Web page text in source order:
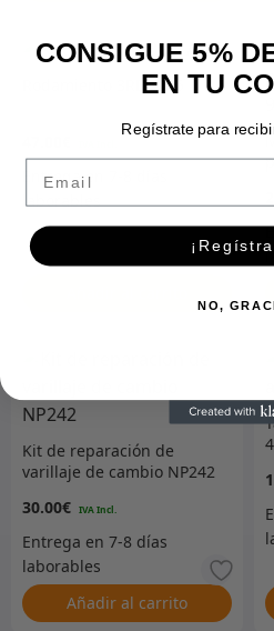
Rodamiento 3RD AX-5
Kit de reparación de
varillaje de cambio NP242
30.00€
Añadir al carrito
CONSIGUE 5%
EN TU
Regístrate para
NO,